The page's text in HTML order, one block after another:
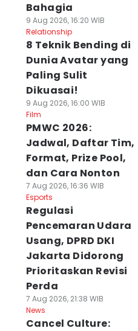
Bahagia
9 Aug 2026, 16:20 WIB
Relationship
8 Teknik Bending di
Dunia Avatar yang
Paling Sulit
Dikuasai!
9 Aug 2026, 16:00 WIB
Film
PMWC 2026:
Jadwal, Daftar Tim,
Format, Prize Pool,
dan Cara Nonton
7 Aug 2026, 16:36 WIB
Esports
Regulasi
Pencemaran Udara
Usang, DPRD DKI
Jakarta Didorong
Prioritaskan Revisi
Perda
7 Aug 2026, 21:38 WIB
News
Cancel Culture: